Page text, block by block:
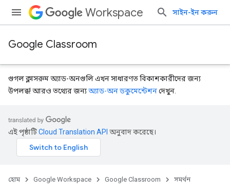
Workspace সাইন-ইন করুন
Google Classroom
গুগল ক্লাসরুম অ্যাড-অনগুলি এখন সাধারণত বিকাশকারীদের জন্য
উপলব্ধ! আরও তথ্যের জন্যঅ্যাড-অন ডকুমেন্টেশনদেখুন.
এই পৃষ্ঠাটিCloud Translation API অনুবাদ করেছে।
হোম Google Workspace Google Classroom সমর্থন